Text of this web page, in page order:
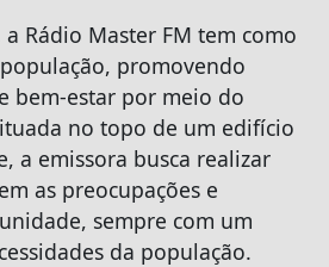
a Rádio Master FM tem como
promovendo
bem-estar por meio do
no topo de um edifício
a emissora busca realizar
as preocupações e
sempre com um
da população.